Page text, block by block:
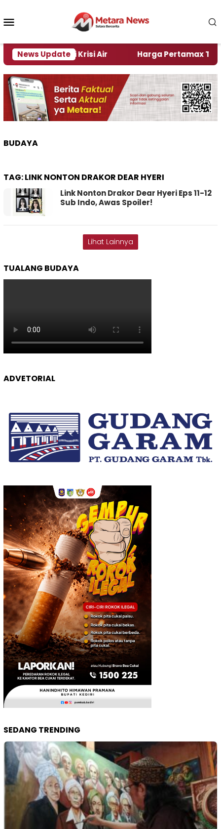
konten
News Update
Alami Krisi Air Harga Pertamax Turun
BUDAYA
TAG:LINK NONTON DRAKOR DEAR HYERI
Link Nonton Drakor Dear Hyeri Eps 11-12
Sub Indo, Awas Spoiler!
Lihat Lainnya
TUALANG BUDAYA
ADVETORIAL
SEDANG TRENDING